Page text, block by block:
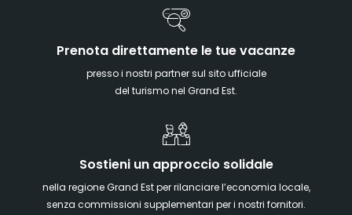
Prenota direttamente le tue vacanze
presso i nostri partner sul sito ufficiale
del turismo nel Grand Est.
Sostieni un approccio solidale
nella regione Grand Est per rilanciare l’economia locale,
senza commissioni supplementari per i nostri fornitori.